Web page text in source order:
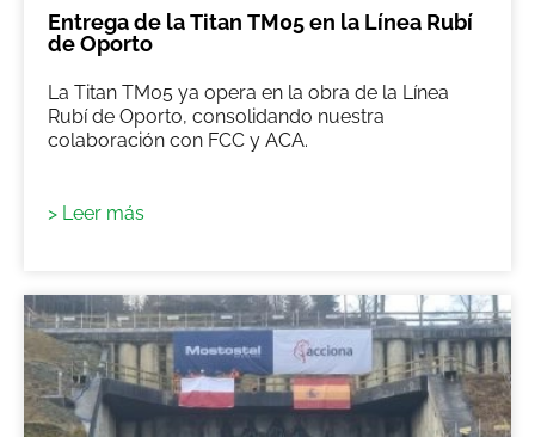
Entrega de la Titan TM05 en la Línea Rubí
de Oporto
La Titan TM05 ya opera en la obra de la Línea
Rubí de Oporto, consolidando nuestra
colaboración con FCC y ACA.
> Leer más